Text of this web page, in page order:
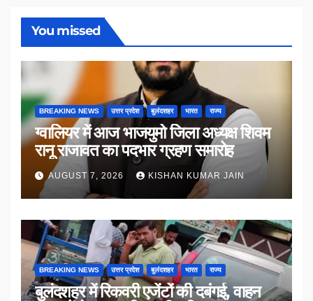
You missed
BREAKING NEWS उत्तर प्रदेश बुलंदशहर भारत राज्य
ग्वालियर में आज भाजयुमो जिला अध्यक्ष शिवम
रानू राजावत का पदभार ग्रहण समारोह
AUGUST 7, 2026 KISHAN KUMAR JAIN
BREAKING NEWS उत्तर प्रदेश बुलंदशहर भारत राज्य
बुलंदशहर में रिकवरी एजेंटों की दबंगई, वाहन